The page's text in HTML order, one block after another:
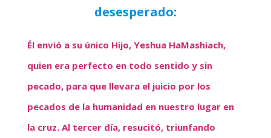
desesperado:
Él envió a su único Hijo, Yeshua HaMashiach,
quien era perfecto en todo sentido y sin
pecado, para que llevara el juicio por los
pecados de la humanidad en nuestro lugar en
la cruz. Al tercer día, resucitó, triunfando